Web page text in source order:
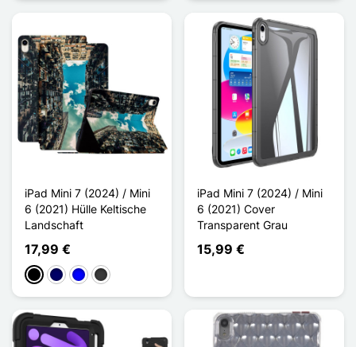
iPad Mini 7 (2024) / Mini
6 (2021) Hülle Keltische
Landschaft
17,99 €
SchwarzMarineblau
BlauDunkelgrau
iPad Mini 7 (2024) / Mini
6 (2021) Cover
Transparent Grau
15,99 €